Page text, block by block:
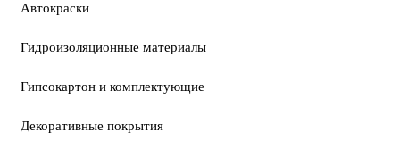
Автокраски
Гидроизоляционные материалы
Гипсокартон и комплектующие
Декоративные покрытия